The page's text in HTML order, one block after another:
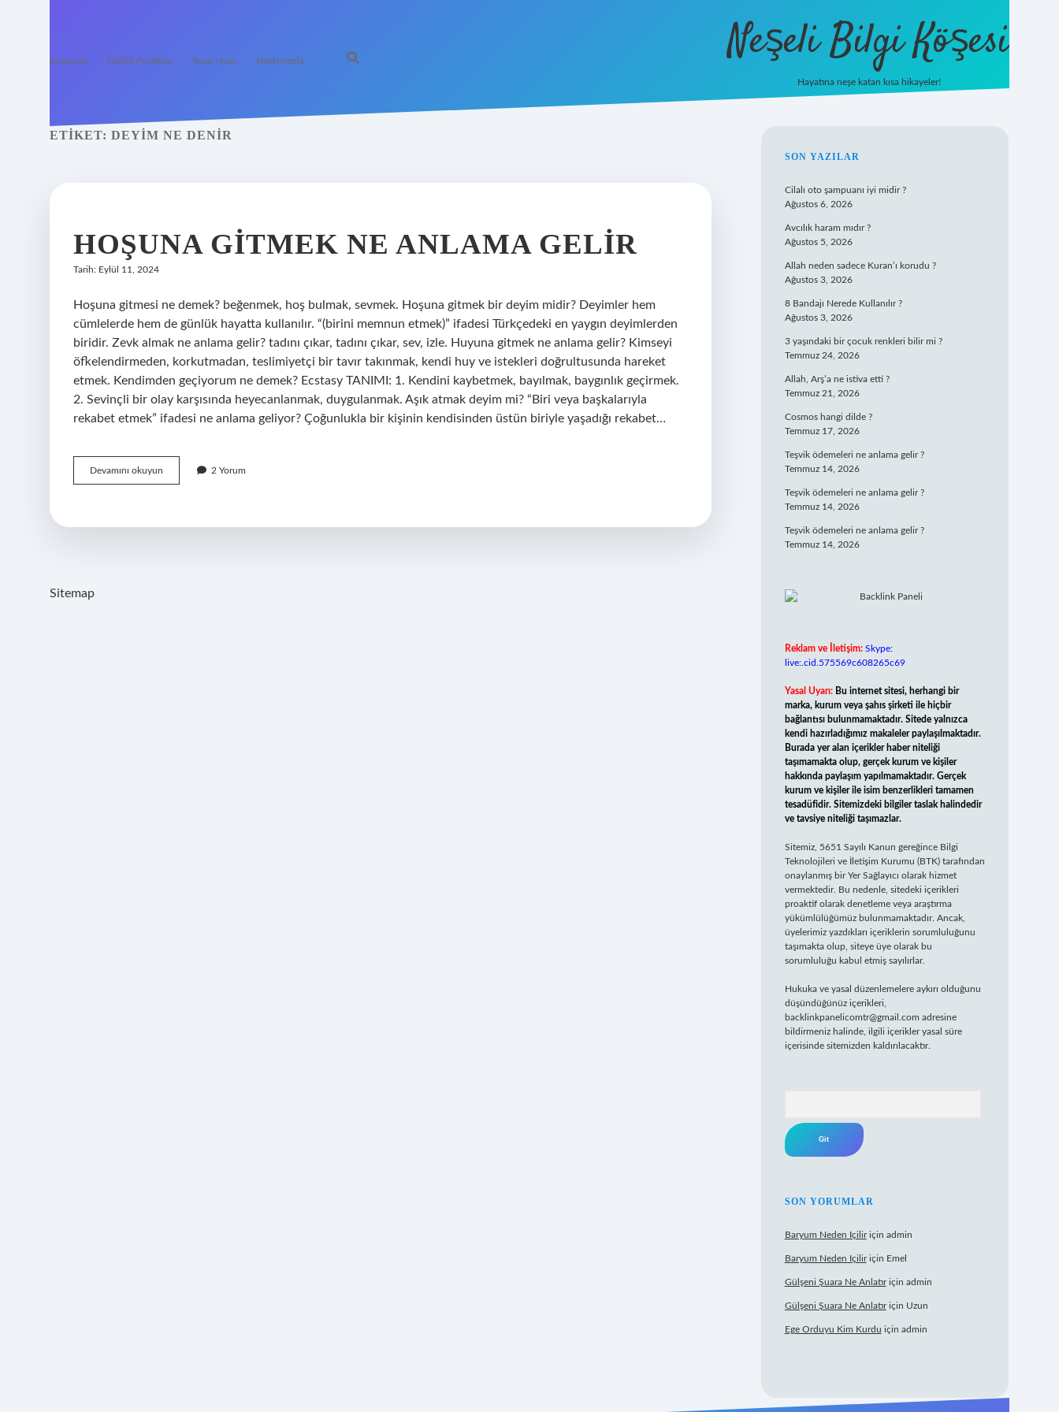
Anasayfa Gizlilik Politikası Yasal Uyarı Hakkımızda Neşeli Bilgi Köşesi
Hayatına neşe katan kısa hikayeler!
ETIKET: DEYIM NE DENIR
HOŞUNA GITMEK NE ANLAMA GELIR
Tarih: Eylül 11, 2024
Hoşuna gitmesi ne demek? beğenmek, hoş bulmak, sevmek. Hoşuna gitmek bir deyim midir? Deyimler hem
cümlelerde hem de günlük hayatta kullanılır. “(birini memnun etmek)” ifadesi Türkçedeki en yaygın deyimlerden
biridir. Zevk almak ne anlama gelir? tadını çıkar, tadını çıkar, sev, izle. Huyuna gitmek ne anlama gelir? Kimseyi
öfkelendirmeden, korkutmadan, teslimiyetçi bir tavır takınmak, kendi huy ve istekleri doğrultusunda hareket
etmek. Kendimden geçiyorum ne demek? Ecstasy TANIMI: 1. Kendini kaybetmek, bayılmak, baygınlık geçirmek.
2. Sevinçli bir olay karşısında heyecanlanmak, duygulanmak. Aşık atmak deyim mi? “Biri veya başkalarıyla
rekabet etmek” ifadesi ne anlama geliyor? Çoğunlukla bir kişinin kendisinden üstün biriyle yaşadığı rekabet…
Devamını okuyun
Gitmek
Gelir
2 Yorum
Sitemap
SIDEBAR
SON YAZILAR
Cilalı oto şampuanı iyi midir ?
Ağustos 6, 2026
Avcılık haram mıdır ?
Ağustos 5, 2026
Allah neden sadece Kuran’ı korudu ?
Ağustos 3, 2026
8 Bandajı Nerede Kullanılır ?
Ağustos 3, 2026
3 yaşındaki bir çocuk renkleri bilir mi ?
Temmuz 24, 2026
Allah, Arş’a ne istiva etti ?
Temmuz 21, 2026
Cosmos hangi dilde ?
Temmuz 17, 2026
Teşvik ödemeleri ne anlama gelir ?
Temmuz 14, 2026
Teşvik ödemeleri ne anlama gelir ?
Temmuz 14, 2026
Teşvik ödemeleri ne anlama gelir ?
Temmuz 14, 2026
Reklam ve İletişim: Skype:
live:.cid.575569c608265c69
Yasal Uyarı: Bu internet sitesi, herhangi bir
marka, kurum veya şahıs şirketi ile hiçbir
bağlantısı bulunmamaktadır. Sitede yalnızca
kendi hazırladığımız makaleler paylaşılmaktadır.
Burada yer alan içerikler haber niteliği
taşımamakta olup, gerçek kurum ve kişiler
hakkında paylaşım yapılmamaktadır. Gerçek
kurum ve kişiler ile isim benzerlikleri tamamen
tesadüfidir. Sitemizdeki bilgiler taslak halindedir
ve tavsiye niteliği taşımazlar.
Sitemiz, 5651 Sayılı Kanun gereğince Bilgi
Teknolojileri ve İletişim Kurumu (BTK) tarafından
onaylanmış bir Yer Sağlayıcı olarak hizmet
vermektedir. Bu nedenle, sitedeki içerikleri
proaktif olarak denetleme veya araştırma
yükümlülüğümüz bulunmamaktadır. Ancak,
üyelerimiz yazdıkları içeriklerin sorumluluğunu
taşımakta olup, siteye üye olarak bu
sorumluluğu kabul etmiş sayılırlar.
Hukuka ve yasal düzenlemelere aykırı olduğunu
düşündüğünüz içerikleri,
backlinkpanelicomtr@gmail.com adresine
bildirmeniz halinde, ilgili içerikler yasal süre
içerisinde sitemizden kaldırılacaktır.
SON YORUMLAR
Baryum Neden Içiliriçin admin
Baryum Neden Içiliriçin Emel
Gülşeni Şuara Ne Anlatıriçin admin
Gülşeni Şuara Ne Anlatıriçin Uzun
Ege Orduyu Kim Kurdu için admin